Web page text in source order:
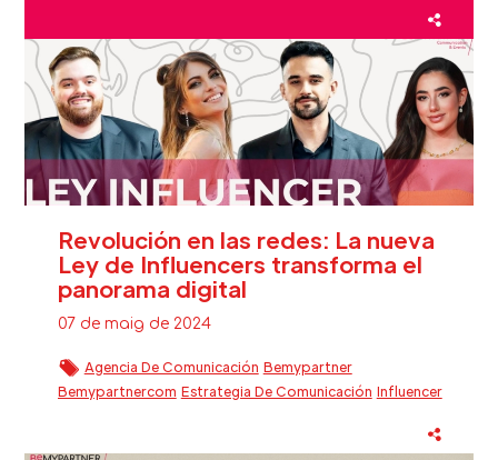
Revolución en las redes: La nueva
Ley de Influencers transforma el
panorama digital
07 de maig de 2024
Agencia De Comunicación Bemypartner
Bemypartnercom Estrategia De Comunicación Influencer